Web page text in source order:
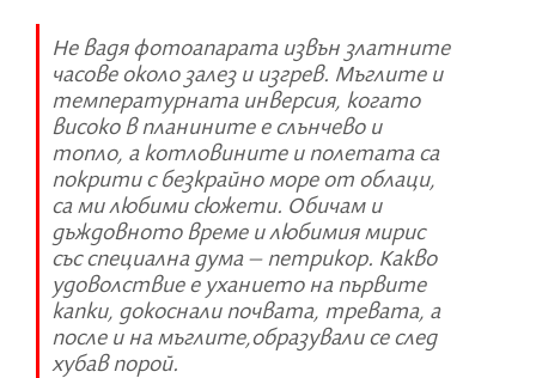
Не вадя фотоапарата извън златните
часове около залез и изгрев. Мъглите и
температурната инверсия, когато
високо в планините е слънчево и
топло, а котловините и полетата са
покрити с безкрайно море от облаци,
са ми любими сюжети. Обичам и
дъждовното време и любимия мирис
със специална дума – петрикор. Какво
удоволствие е уханието на първите
капки, докоснали почвата, тревата, а
после и на мъглите,образували се след
хубав порой.